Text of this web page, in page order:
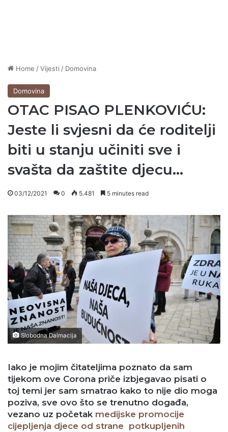
Home /Vijesti / Domovina
Domovina
OTAC PISAO PLENKOVIĆU:
Jeste li svjesni da će roditelji
biti u stanju učiniti sve i
svašta da zaštite djecu…
03/12/2021 0 5.481 5 minutes read
Slobodna Dalmacija
Iako je mojim čitateljima poznato da sam
tijekom ove Corona priče izbjegavao pisati o
toj temi jer sam smatrao kako to nije dio moga
poziva, sve ovo što se trenutno događa,
vezano uz početakmedijske promocije
cijepljenja djece od strane potkupljenih